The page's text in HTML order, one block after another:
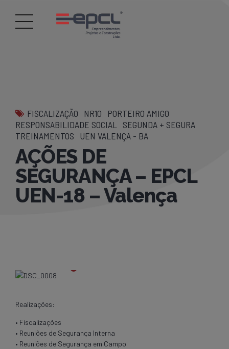
FISCALIZAÇÃO NR10
PORTEIRO AMIGO
RESPONSABILIDADE SOCIAL
SEGUNDA + SEGURA
TREINAMENTOS
UEN VALENÇA - BA
AÇÕES DE
SEGURANÇA – EPCL
UEN-18 – Valença
Realizações:
• Fiscalizações
• Reuniões de Segurança Interna
• Reuniões de Segurança em Campo